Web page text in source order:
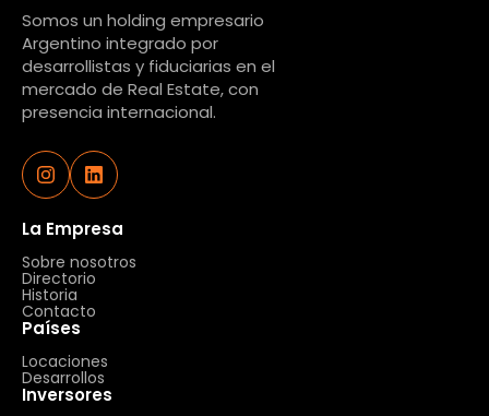
Somos un holding empresario
Argentino integrado por
desarrollistas y fiduciarias en el
mercado de Real Estate, con
presencia internacional.
La Empresa
Sobre nosotros
Directorio
Historia
Contacto
Países
Locaciones
Desarrollos
Inversores